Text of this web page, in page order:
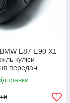
E87 E90 X1
куліси
передач
₴